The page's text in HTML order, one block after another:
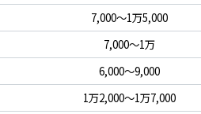
7,000～1万5,000
7,000～1万
6,000～9,000
1万2,000～1万7,000